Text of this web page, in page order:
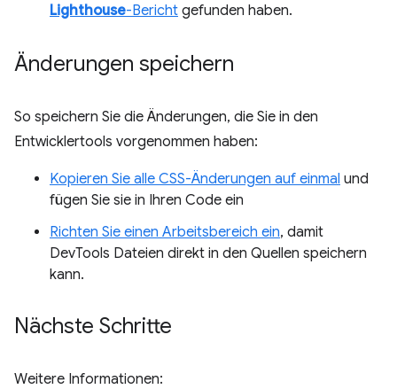
Lighthouse-Bericht gefunden haben.
Änderungen speichern
So speichern Sie die Änderungen, die Sie in den
Entwicklertools vorgenommen haben:
Kopieren Sie alle CSS-Änderungen auf einmal und
fügen Sie sie in Ihren Code ein
Richten Sie einen Arbeitsbereich ein, damit
DevTools Dateien direkt in den Quellen speichern
kann.
Nächste Schritte
Weitere Informationen: